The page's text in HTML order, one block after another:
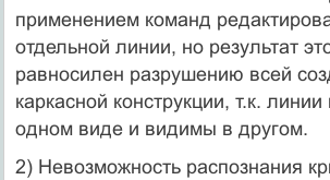
применением команд
отдельной линии, но результат
равносилен разрушению всей
каркасной конструкции, т.к.
одном виде и видимы в другом.
2) Невозможность распознания